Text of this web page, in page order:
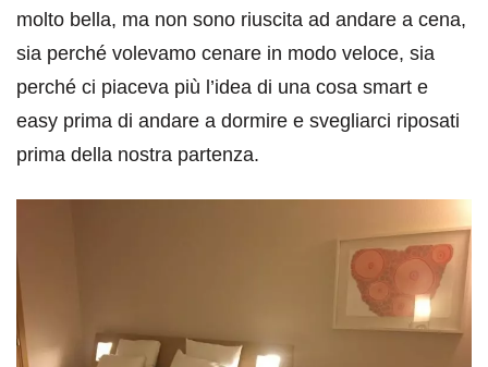
molto bella, ma non sono riuscita ad andare a cena,
sia perché volevamo cenare in modo veloce, sia
perché ci piaceva più l’idea di una cosa smart e
easy prima di andare a dormire e svegliarci riposati
prima della nostra partenza.